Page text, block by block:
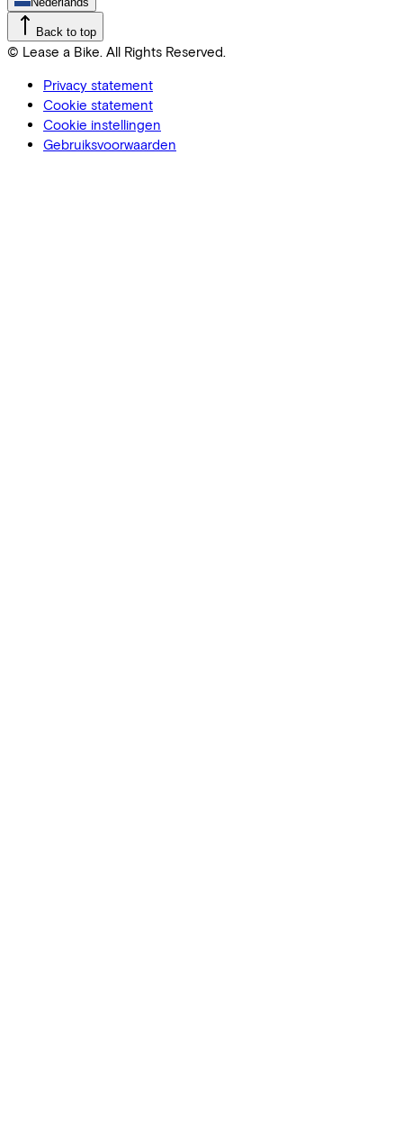
Back to top
© Lease a Bike. All Rights Reserved.
Privacy statement
Cookie statement
Cookie instellingen
Gebruiksvoorwaarden